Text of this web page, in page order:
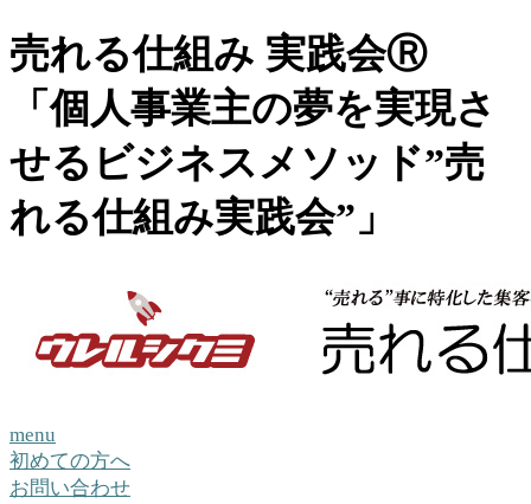
売れる仕組み 実践会Ⓡ
「個人事業主の夢を実現さ
せるビジネスメソッド”売
れる仕組み実践会”」
menu
初めての方へ
お問い合わせ